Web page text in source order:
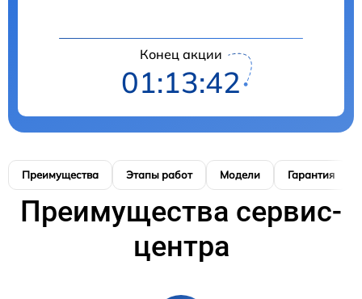
Конец акции
01:13:41
Преимущества Этапы работ Модели Гарантия
Преимущества сервис-
центра